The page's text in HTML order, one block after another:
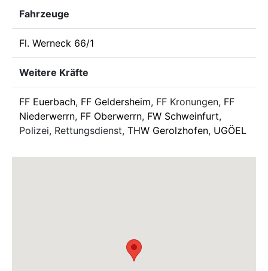
Fahrzeuge
Fl. Werneck 66/1
Weitere Kräfte
FF Euerbach, FF Geldersheim, FF Kronungen, FF
Niederwerrn, FF Oberwerrn, FW Schweinfurt,
Polizei, Rettungsdienst, THW Gerolzhofen, UGÖEL